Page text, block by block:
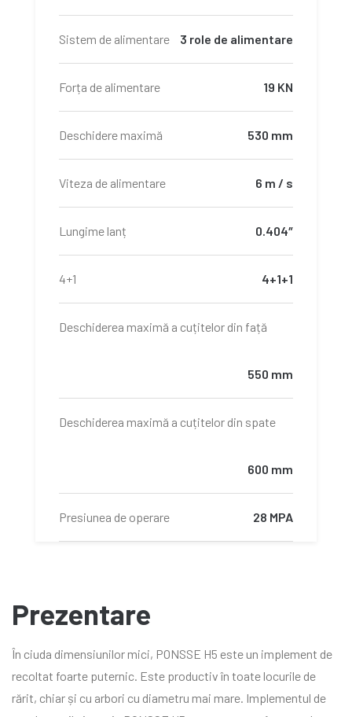
Sistem de alimentare 3 role de alimentare
Forța de alimentare 19 KN
Deschidere maximă 530 mm
Viteza de alimentare 6 m / s
Lungime lanț 0.404″
4+1 4+1+1
Deschiderea maximă a cuțitelor din față
550 mm
Deschiderea maximă a cuțitelor din spate
600 mm
Presiunea de operare 28 MPA
Aparat de măsură
Prezentare
În ciuda dimensiunilor mici, PONSSE H5 este un implement de
recoltat foarte puternic. Este productiv în toate locurile de
rărit, chiar și cu arbori cu diametru mai mare. Implementul de